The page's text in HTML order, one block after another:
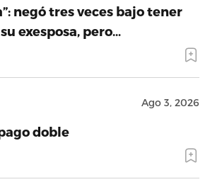
negó tres veces bajo tener
exesposa, pero…
Ago 3, 2026
doble